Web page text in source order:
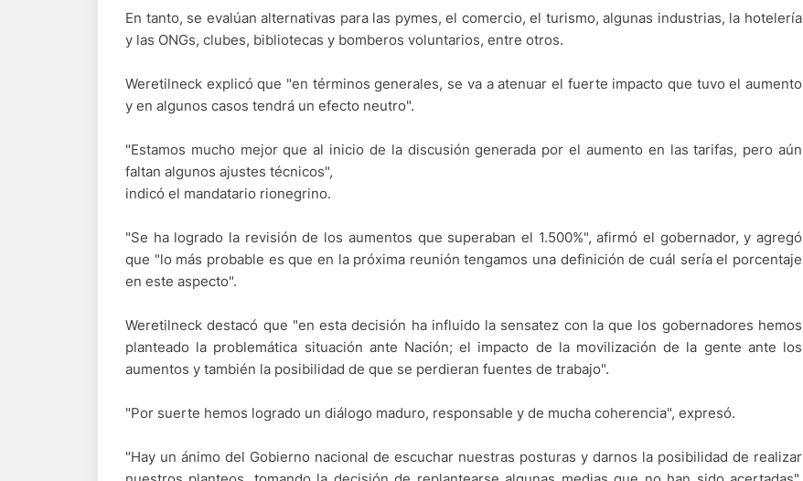
En tanto, se evalúan alternativas para las pymes, el comercio, el turismo, algunas industrias, la hotelería
y las ONGs, clubes, bibliotecas y bomberos voluntarios, entre otros.
Weretilneck explicó que "en términos generales, se va a atenuar el fuerte impacto que tuvo el aumento
y en algunos casos tendrá un efecto neutro".
"Estamos mucho mejor que al inicio de la discusión generada por el aumento en las tarifas, pero aún
faltan algunos ajustes técnicos",
indicó el mandatario rionegrino.
"Se ha logrado la revisión de los aumentos que superaban el 1.500%", afirmó el gobernador, y agregó
que "lo más probable es que en la próxima reunión tengamos una definición de cuál sería el porcentaje
en este aspecto".
Weretilneck destacó que "en esta decisión ha influido la sensatez con la que los gobernadores hemos
planteado la problemática situación ante Nación; el impacto de la movilización de la gente ante los
aumentos y también la posibilidad de que se perdieran fuentes de trabajo".
"Por suerte hemos logrado un diálogo maduro, responsable y de mucha coherencia", expresó.
"Hay un ánimo del Gobierno nacional de escuchar nuestras posturas y darnos la posibilidad de realizar